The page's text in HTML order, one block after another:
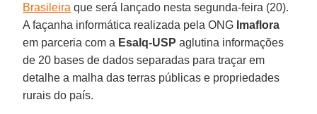
Brasileira que será lançado nesta segunda-feira (20).
A façanha informática realizada pela ONG Imaflora
em parceria com a Esalq-USP aglutina informações
de 20 bases de dados separadas para traçar em
detalhe a malha das terras públicas e propriedades
rurais do país.